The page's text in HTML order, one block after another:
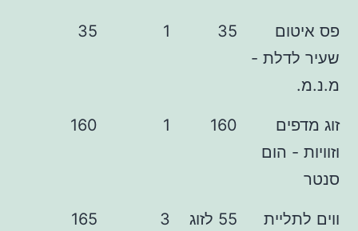
-
35
1
35
הום
160
1
160
55 לזוג 3
165